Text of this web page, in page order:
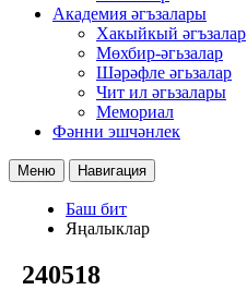
Академия әгъзалары
Хакыйкый әгъзалар
Мөхбир-әгьзалар
Шәрәфле әгьзалар
Чит ил әгьзалары
Мемориал
Фәнни эшчәнлек
Меню Навигация
Баш бит
Яңалыклар
240518